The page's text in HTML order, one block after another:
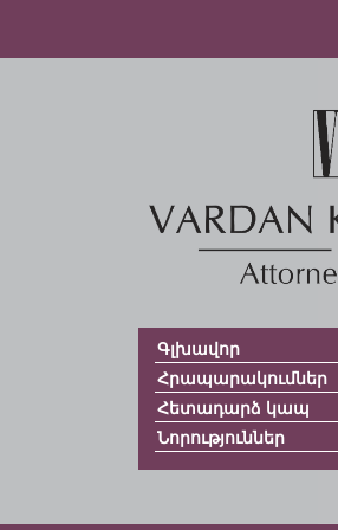
Գլխավոր
Հրապարակումներ
Հետադարձ կապ
Նորություններ